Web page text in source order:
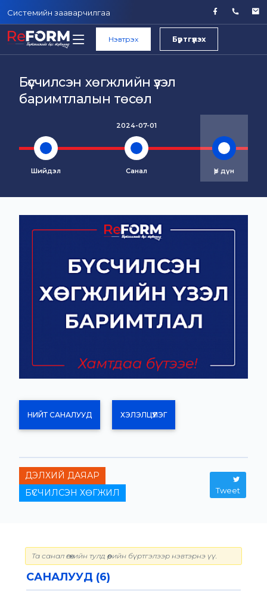
Системийн зааварчилгаа
Нэвтрэх Бүртгүүлэх
Бүсчилсэн хөгжлийн үзэл
баримтлалын төсөл
Шийдэл
2024-07-01
Санал Үр дүн
НИЙТ САНАЛУУД ХЭЛЭЛЦҮҮЛЭГ
ДЭЛХИЙ ДАЯАР
БҮСЧИЛСЭН ХӨГЖИЛ
Tweet
Та санал өгөхийн тулд өөрийн бүртгэлээр нэвтэрнэ үү.
САНАЛУУД (6)